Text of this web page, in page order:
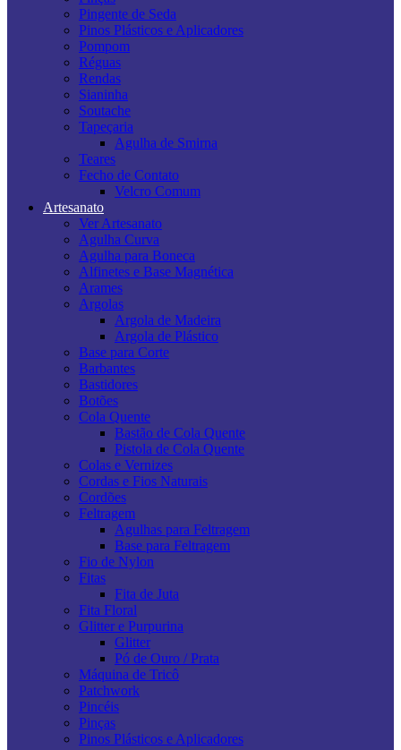
Pingente de Seda
Pinos Plásticos e Aplicadores
Pompom
Réguas
Rendas
Sianinha
Soutache
Tapeçaria
Agulha de Smirna
Teares
Fecho de Contato
Velcro Comum
Artesanato
Ver Artesanato
Agulha Curva
Agulha para Boneca
Alfinetes e Base Magnética
Arames
Argolas
Argola de Madeira
Argola de Plástico
Base para Corte
Barbantes
Bastidores
Botões
Cola Quente
Bastão de Cola Quente
Pistola de Cola Quente
Colas e Vernizes
Cordas e Fios Naturais
Cordões
Feltragem
Agulhas para Feltragem
Base para Feltragem
Fio de Nylon
Fitas
Fita de Juta
Fita Floral
Glitter e Purpurina
Glitter
Pó de Ouro / Prata
Máquina de Tricô
Patchwork
Pincéis
Pinças
Pinos Plásticos e Aplicadores